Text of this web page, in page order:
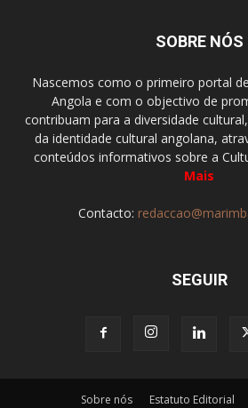
SOBRE NÓS
Nascemos como o primeiro portal
Angola e com o objectivo de
contribuam para a diversidade
da identidade cultural angolana,
conteúdos informativos sobre a
Mais
Contacto:
SEGUIR
Sobre nós Estatuto Editorial